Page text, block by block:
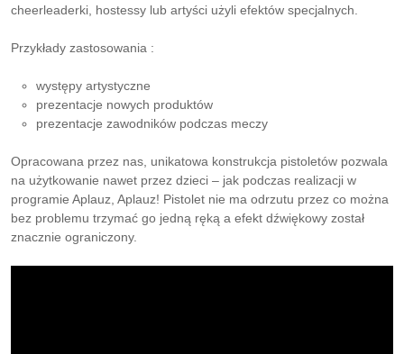
cheerleaderki, hostessy lub artyści użyli efektów specjalnych.
Przykłady zastosowania :
występy artystyczne
prezentacje nowych produktów
prezentacje zawodników podczas meczy
Opracowana przez nas, unikatowa konstrukcja pistoletów pozwala
na użytkowanie nawet przez dzieci – jak podczas realizacji w
programie Aplauz, Aplauz! Pistolet nie ma odrzutu przez co można
bez problemu trzymać go jedną ręką a efekt dźwiękowy został
znacznie ograniczony.